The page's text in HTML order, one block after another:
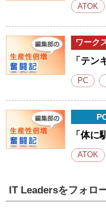
ATOK
ワーク
「テン
PC
「体に
ATOK
IT Leadersをフォロ